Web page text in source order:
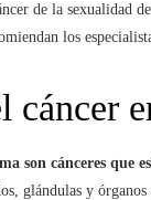
de la sexualidad
los
cáncer
son cánceres que
glándulas y